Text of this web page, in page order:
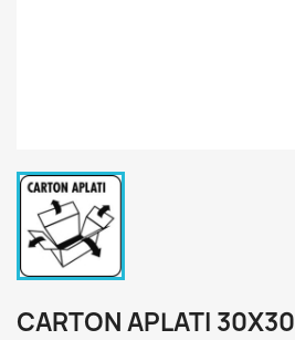
CARTON APLATI 30X30